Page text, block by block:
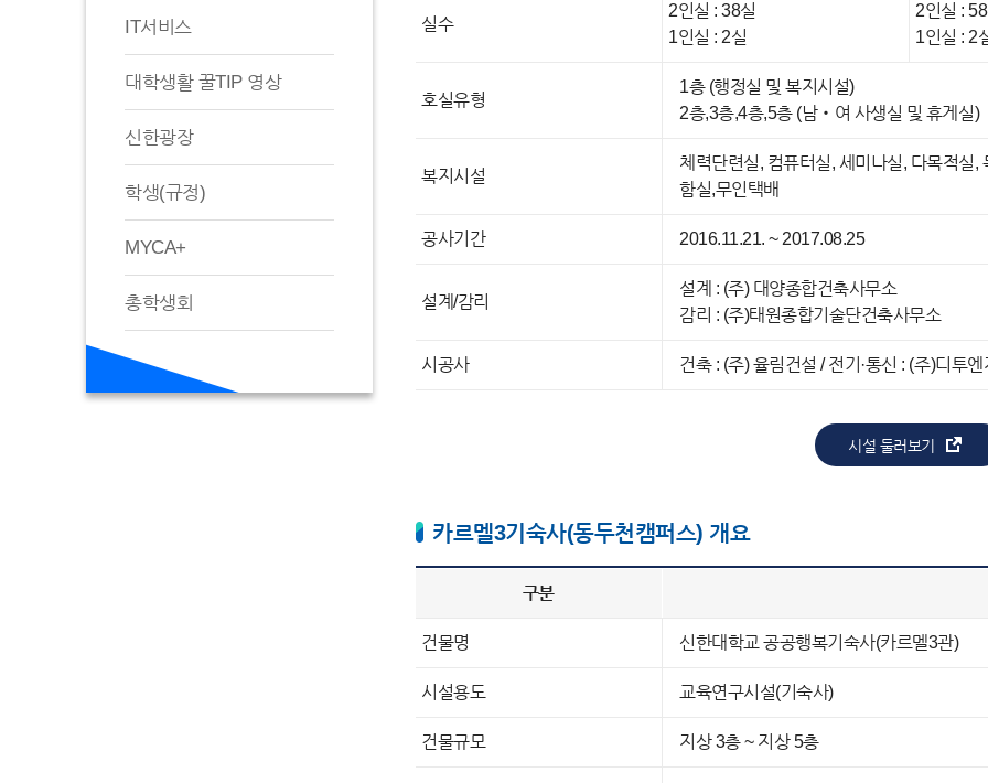
IT서비스
대학생활 꿀TIP 영상
신한광장
학생(규정)
MYCA+
총학생회
실수
2인실 : 38실
1인실 : 2실
2인실 :
1인실 : 2
호실유형
1층 (행정실 및 복지시설)
2층,3층,4층,5층 (남‧여 사생실 및 휴게실)
복지시설
체력단련실, 컴퓨터실, 세미나실, 다목적실,
함실,무인택배
공사기간 2016.11.21. ~ 2017.08.25
설계/감리
설계 : (주) 대양종합건축사무소
감리 : (주)태원종합기술단건축사무소
시공사 건축 : (주) 율림건설 / 전기·통신 : (주)디투엔
시설 둘러보기
카르멜3기숙사(동두천캠퍼스) 개요
구분
건물명 신한대학교 공공행복기숙사(카르멜3관)
시설용도 교육연구시설(기숙사)
건물규모 지상 3층 ~ 지상 5층